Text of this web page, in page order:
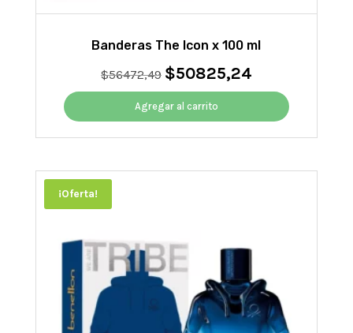
Banderas The Icon x 100 ml
$56472,49 El
precio
original
era:
$56472,49.
$50825,24El
precio
es:
$50825,24.
Agregar al carrito
¡Oferta!